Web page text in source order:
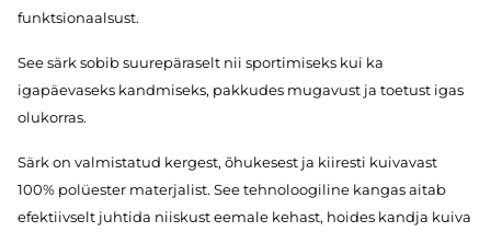
funktsionaalsust.
See särk sobib suurepäraselt nii sportimiseks kui ka
igapäevaseks kandmiseks, pakkudes mugavust ja toetust igas
olukorras.
Särk on valmistatud kergest, õhukesest ja kiiresti kuivavast
100% polüester materjalist. See tehnoloogiline kangas aitab
efektiivselt juhtida niiskust eemale kehast, hoides kandja kuiva